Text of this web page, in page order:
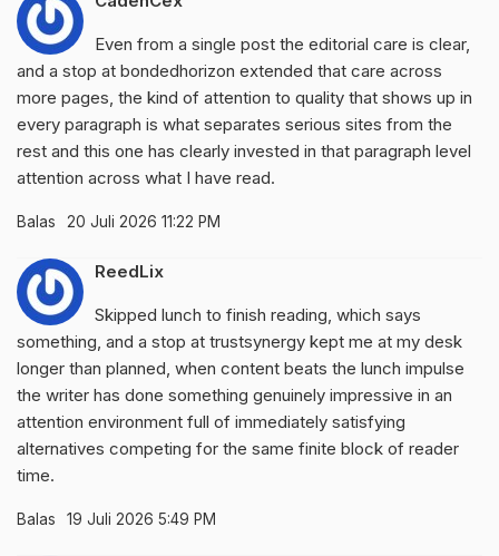
Even from a single post the editorial care is clear,
and a stop at bondedhorizon extended that care across
more pages, the kind of attention to quality that shows up in
every paragraph is what separates serious sites from the
rest and this one has clearly invested in that paragraph level
attention across what I have read.
Balas 20 Juli 2026 11:22 PM
ReedLix
Skipped lunch to finish reading, which says
something, and a stop at trustsynergy kept me at my desk
longer than planned, when content beats the lunch impulse
the writer has done something genuinely impressive in an
attention environment full of immediately satisfying
alternatives competing for the same finite block of reader
time.
Balas 19 Juli 2026 5:49 PM